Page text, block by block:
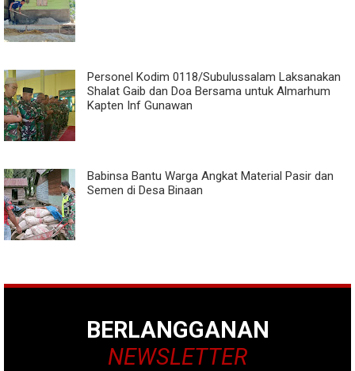
Personel Kodim 0118/Subulussalam Laksanakan
Shalat Gaib dan Doa Bersama untuk Almarhum
Kapten Inf Gunawan
Babinsa Bantu Warga Angkat Material Pasir dan
Semen di Desa Binaan
BERLANGGANAN
NEWSLETTER